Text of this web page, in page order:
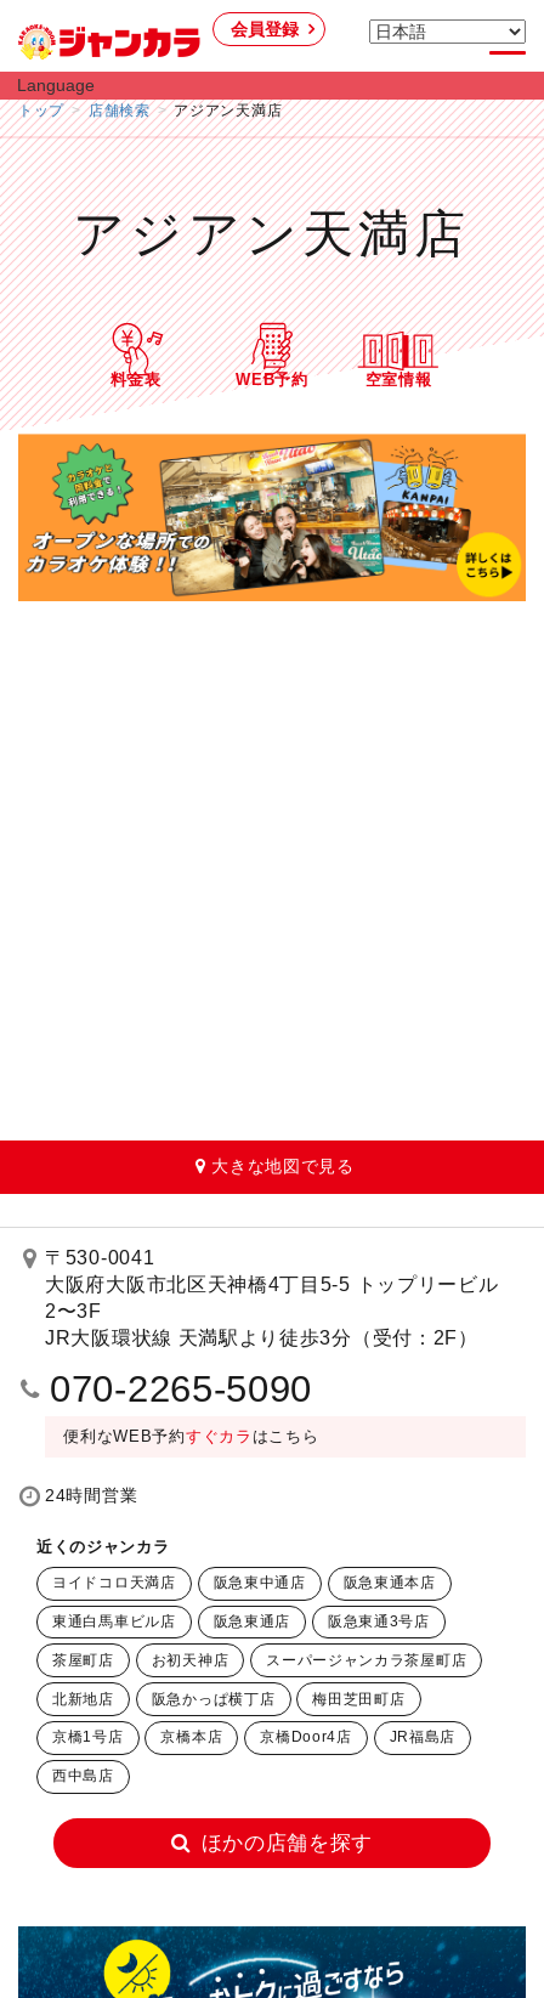
会員登録
Language
トップ 店舗検索 アジアン天満店
アジアン天満店
料金表 WEB予約 空室情報
大きな地図で見る
〒530-0041
大阪府大阪市北区天神橋4丁目5-5 トップリービル
2〜3F
JR大阪環状線 天満駅より徒歩3分（受付：2F）
070-2265-5090
便利なWEB予約すぐカラ はこちら
24時間営業
近くのジャンカラ
ヨイドコロ天満店 阪急東中通店 阪急東通本店
東通白馬車ビル店 阪急東通店 阪急東通3号店
茶屋町店 お初天神店 スーパージャンカラ茶屋町店
北新地店 阪急かっぱ横丁店 梅田芝田町店
京橋1号店 京橋本店 京橋Door4店 JR福島店
西中島店
ほかの店舗を探す